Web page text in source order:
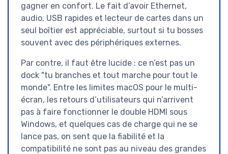
gagner en confort. Le fait d’avoir Ethernet,
audio, USB rapides et lecteur de cartes dans un
seul boîtier est appréciable, surtout si tu bosses
souvent avec des périphériques externes.
Par contre, il faut être lucide : ce n’est pas un
dock "tu branches et tout marche pour tout le
monde". Entre les limites macOS pour le multi-
écran, les retours d’utilisateurs qui n’arrivent
pas à faire fonctionner le double HDMI sous
Windows, et quelques cas de charge qui ne se
lance pas, on sent que la fiabilité et la
compatibilité ne sont pas au niveau des grandes